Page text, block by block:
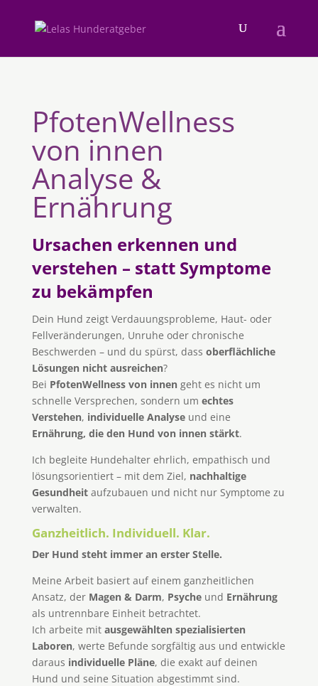
PfotenWellness
von innen
Analyse &
Ernährung
Ursachen erkennen und
verstehen – statt Symptome
zu bekämpfen
Dein Hund zeigt Verdauungsprobleme, Haut- oder
Fellveränderungen, Unruhe oder chronische
Beschwerden – und du spürst, dass oberflächliche
Lösungen nicht ausreichen?
Bei PfotenWellness von innen geht es nicht um
schnelle Versprechen, sondern um echtes
Verstehen, individuelle Analyseund eine
Ernährung, die den Hund von innen stärkt.
Ich begleite Hundehalter ehrlich, empathisch und
lösungsorientiert – mit dem Ziel, nachhaltige
Gesundheitaufzubauen und nicht nur Symptome zu
verwalten.
Ganzheitlich. Individuell. Klar.
Der Hund steht immer an erster Stelle.
Meine Arbeit basiert auf einem ganzheitlichen
Ansatz, der Magen & Darm, Psycheund Ernährung
als untrennbare Einheit betrachtet.
Ich arbeite mit ausgewählten spezialisierten
Laboren, werte Befunde sorgfältig aus und entwickle
daraus individuelle Pläne, die exakt auf deinen
Hund und seine Situation abgestimmt sind.